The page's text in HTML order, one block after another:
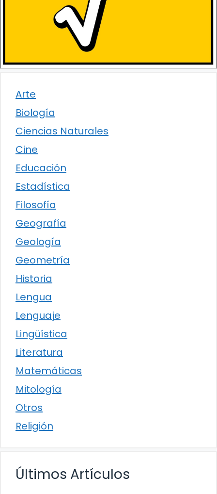
Arte
Biología
Ciencias Naturales
Cine
Educación
Estadística
Filosofía
Geografía
Geología
Geometría
Historia
Lengua
Lenguaje
Lingüística
Literatura
Matemáticas
Mitología
Otros
Religión
Últimos Artículos